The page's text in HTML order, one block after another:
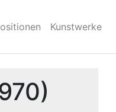
Kunstwerke